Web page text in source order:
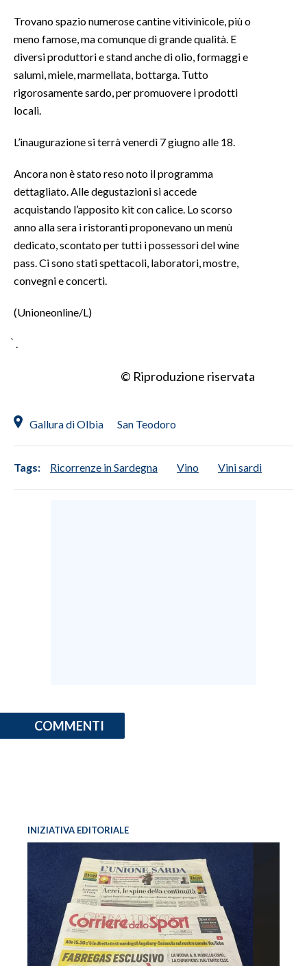
INSULARITÀ
INFO AZIENDE
ABBONATI
ANNUNCI
NECROLOGI
SPIAGGE
STORE
Trovano spazio numerose cantine vitivinicole, più o
meno famose, ma comunque di grande qualità. E
diversi produttori e stand anche di olio, formaggi e
salumi, miele, marmellata, bottarga. Tutto
rigorosamente sardo, per promuovere i prodotti
locali.
L’inaugurazione si terrà venerdì 7 giugno alle 18.
Ancora non è stato reso noto il programma
dettagliato. Alle degustazioni si accede
acquistando l’apposito kit con calice. Lo scorso
anno alla sera i ristoranti proponevano un menù
dedicato, scontato per tutti i possessori del wine
pass. Ci sono stati spettacoli, laboratori, mostre,
convegni e concerti.
(Unioneonline/L)
© Riproduzione riservata
Gallura di Olbia San Teodoro
Tags: Ricorrenze in Sardegna Vino Vini sardi
COMMENTI
INIZIATIVA EDITORIALE